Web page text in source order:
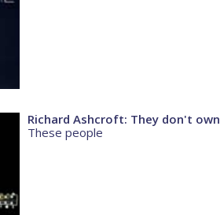
Richard Ashcroft: They don't
These people